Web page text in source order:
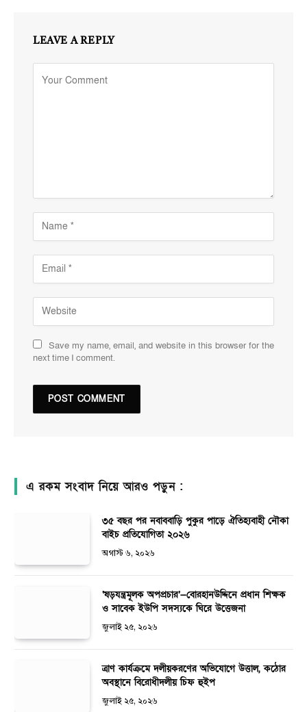
LEAVE A REPLY
Save my name, email, and website in this browser for the
next time I comment.
এ রকম সংবাদ নিয়ে আরও পড়ুন :
৩৫ বছর পর নবাববাড়ি পুকুর পাড়ে ঐতিহ্যবাহী নৌকা
বাইচ প্রতিযোগিতা ২০২৬
অগাস্ট ৬, ২০২৬
‘ষড়যন্ত্রমূলক অপপ্রচার’—বোরহানউদ্দিনে প্রধান শিক্ষক
ও সাবেক ইউপি সদস্যকে ঘিরে উত্তেজনা
জুলাই ২৫, ২০২৬
ত্রাণ কার্যক্রমে দলীয়করণের অভিযোগে উত্তাল, কঠোর
অবস্থানে বিরোধীদলীয় চিফ হুইপ
জুলাই ২৫, ২০২৬